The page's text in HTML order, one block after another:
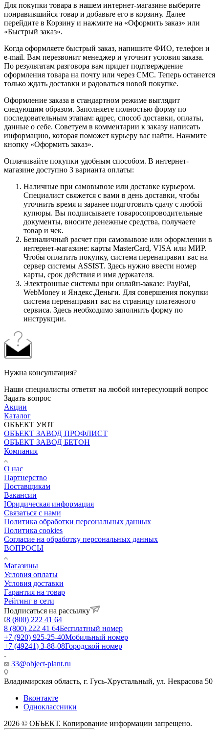
Для покупки товара в нашем интернет-магазине выберите
понравившийся товар и добавьте его в корзину. Далее
перейдите в Корзину и нажмите на «Оформить заказ» или
«Быстрый заказ».
Когда оформляете быстрый заказ, напишите ФИО, телефон и
e-mail. Вам перезвонит менеджер и уточнит условия заказа.
По результатам разговора вам придет подтверждение
оформления товара на почту или через СМС. Теперь останется
только ждать доставки и радоваться новой покупке.
Оформление заказа в стандартном режиме выглядит
следующим образом. Заполняете полностью форму по
последовательным этапам: адрес, способ доставки, оплаты,
данные о себе. Советуем в комментарии к заказу написать
информацию, которая поможет курьеру вас найти. Нажмите
кнопку «Оформить заказ».
Оплачивайте покупки удобным способом. В интернет-
магазине доступно 3 варианта оплаты:
Наличные при самовывозе или доставке курьером.
Специалист свяжется с вами в день доставки, чтобы
уточнить время и заранее подготовить сдачу с любой
купюры. Вы подписываете товаросопроводительные
документы, вносите денежные средства, получаете
товар и чек.
Безналичный расчет при самовывозе или оформлении в
интернет-магазине: карты MasterCard, VISA или МИР.
Чтобы оплатить покупку, система перенаправит вас на
сервер системы ASSIST. Здесь нужно ввести номер
карты, срок действия и имя держателя.
Электронные системы при онлайн-заказе: PayPal,
WebMoney и Яндекс.Деньги. Для совершения покупки
система перенаправит вас на страницу платежного
сервиса. Здесь необходимо заполнить форму по
инструкции.
Нужна консультация?
Наши специалисты ответят на любой интересующий вопрос
Задать вопрос
Акции
Каталог
ОБЪЕКТ УЮТ
ОБЪЕКТ ЗАВОД ПРОФЛИСТ
ОБЪЕКТ ЗАВОД БЕТОН
Компания
О нас
Партнерство
Поставщикам
Вакансии
Юридическая информация
Связаться с нами
Политика обработки персональных данных
Политика cookies
Согласие на обработку персональных данных
ВОПРОСЫ
Магазины
Условия оплаты
Условия доставки
Гарантия на товар
Рейтинг в сети
Подписаться на рассылку
8 (800) 222 41 64
8 (800) 222 41 64Бесплатный номер
+7 (920) 925-25-40Мобильный номер
+7 (49241) 3-88-08Городской номер
33@object-plant.ru
Владимирская область, г. Гусь-Хрустальный, ул. Некрасова 50
Вконтакте
Одноклассники
2026 © ОБЪЕКТ. Копирование информации запрещено.